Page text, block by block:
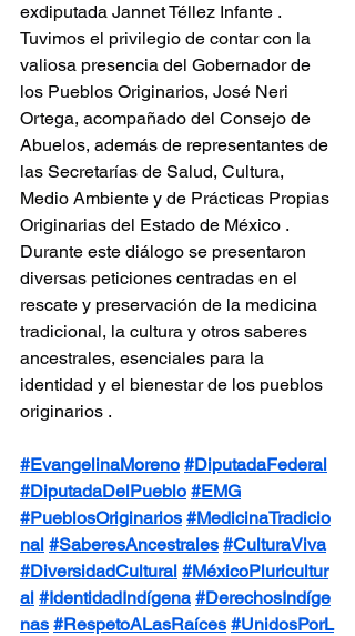
exdiputada Jannet Téllez Infante .
Tuvimos el privilegio de contar con la
valiosa presencia del Gobernador de
los Pueblos Originarios, José Neri
Ortega, acompañado del Consejo de
Abuelos, además de representantes de
las Secretarías de Salud, Cultura,
Medio Ambiente y de Prácticas Propias
Originarias del Estado de México .
Durante este diálogo se presentaron
diversas peticiones centradas en el
rescate y preservación de la medicina
tradicional, la cultura y otros saberes
ancestrales, esenciales para la
identidad y el bienestar de los pueblos
originarios .
#EvangelinaMoreno #DiputadaFederal
#DiputadaDelPueblo #EMG
#PueblosOriginarios #MedicinaTradicio
nal #SaberesAncestrales #CulturaViva
#DiversidadCultural #MéxicoPluricultur
al #IdentidadIndígena #DerechosIndíge
nas #RespetoALasRaíces #UnidosPorL